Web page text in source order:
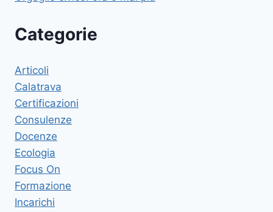
Categorie
Articoli
Calatrava
Certificazioni
Consulenze
Docenze
Ecologia
Focus On
Formazione
Incarichi